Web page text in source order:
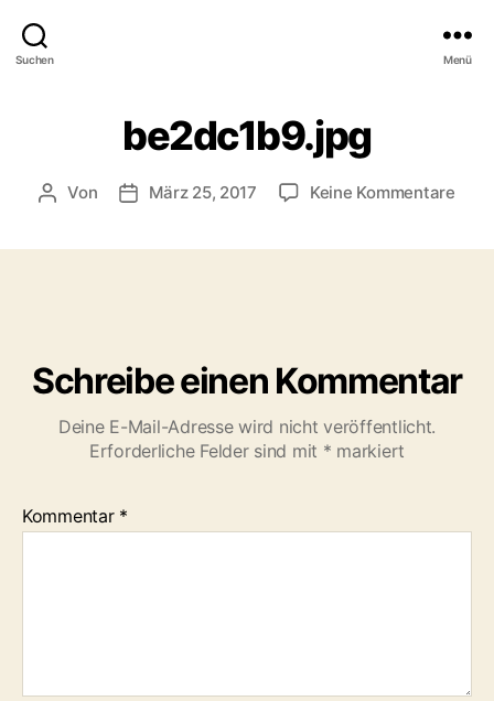
Suchen Menü
be2dc1b9.jpg
Beitragsautor
Von Veröffentlichungsdatum
März 25, 2017 Keine Kommentarezu
Schreibe einen Kommentar
Deine E-Mail-Adresse wird nicht veröffentlicht.
Erforderliche Felder sind mit * markiert
Kommentar *